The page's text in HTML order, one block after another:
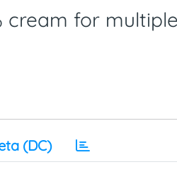
for
(DC)